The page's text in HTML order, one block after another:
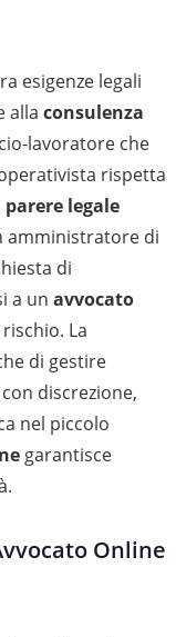
esigenze legali
alla consulenza
lavoratore che
rispetta
parere legale
amministratore di
di
a un avvocato
La
di gestire
discrezione,
nel piccolo
garantisce
Online